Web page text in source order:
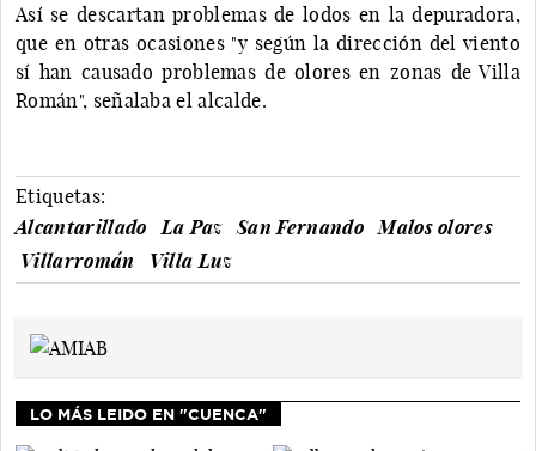
Así se descartan problemas de lodos en la depuradora,
que en otras ocasiones "y según la dirección del viento
sí han causado problemas de olores en zonas de Villa
Román", señalaba el alcalde.
Etiquetas:
Alcantarillado
La Paz San Fernando
Malos olores
Villarromán
Villa Luz
LO MÁS LEIDO EN "CUENCA"